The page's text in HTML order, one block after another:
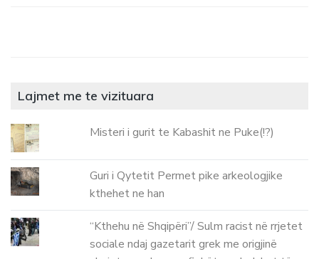
Lajmet me te vizituara
Misteri i gurit te Kabashit ne Puke(!?)
Guri i Qytetit Permet pike arkeologjike
kthehet ne han
“Kthehu në Shqipëri”/ Sulm racist në rrjetet
sociale ndaj gazetarit grek me origjinë